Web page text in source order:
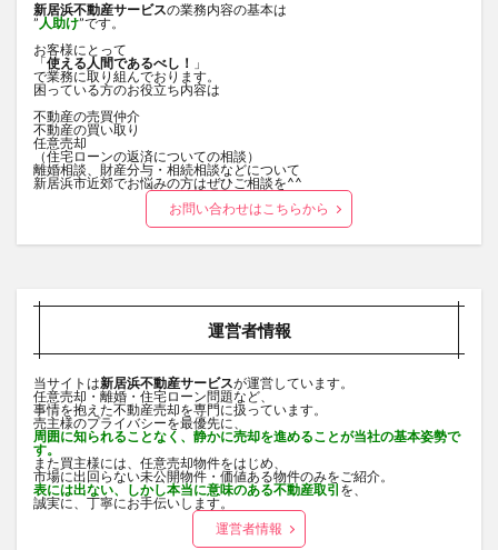
新居浜不動産サービスの業務内容の基本は
”人助け”です。
お客様にとって
「使える人間であるべし！ 」
で業務に取り組んでおります。
困っている方のお役立ち内容は
不動産の売買仲介
不動産の買い取り
任意売却
（住宅ローンの返済についての相談）
離婚相談、財産分与・相続相談などについて
新居浜市近郊でお悩みの方はぜひご相談を^^
お問い合わせはこちらから
運営者情報
当サイトは新居浜不動産サービスが運営しています。
任意売却・離婚・住宅ローン問題など、
事情を抱えた不動産売却を専門に扱っています。
売主様のプライバシーを最優先に、
周囲に知られることなく、静かに売却を進めることが当社の基本姿勢で
す。
また買主様には、任意売却物件をはじめ、
市場に出回らない未公開物件・価値ある物件のみをご紹介。
表には出ない、しかし本当に意味のある不動産取引 を、
誠実に、丁寧にお手伝いします。
運営者情報